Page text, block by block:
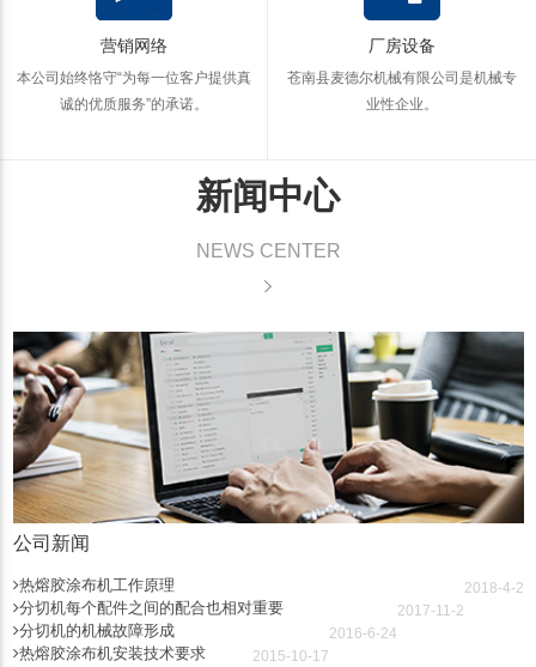
营销网络
本公司始终恪守“为每一位客户提供真
诚的优质服务”的承诺。
厂房设备
苍南县麦德尔机械有限公司是机械专
业性企业。
新闻中心
NEWS CENTER
公司新闻
热熔胶涂布机工作原理 2018-4-2
分切机每个配件之间的配合也相对重要 2017-11-2
分切机的机械故障形成 2016-6-24
热熔胶涂布机安装技术要求 2015-10-17